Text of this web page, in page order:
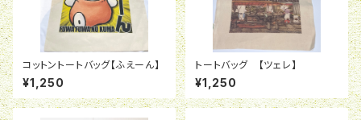
コットントートバッグ【ふえーん】
¥1,250
トートバッグ 【ツェレ】
¥1,250